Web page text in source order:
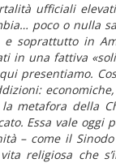
ufficiali
poco o nulla
soprattutto in
in una fattiva
presentiamo.
metafora della
Essa vale oggi
– come il Sinodo
religiosa che